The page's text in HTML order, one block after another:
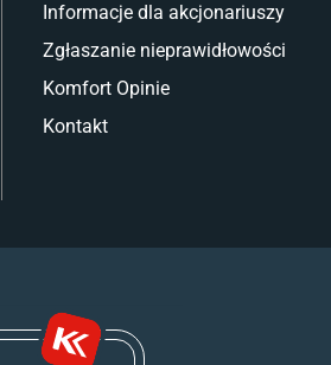
Informacje dla akcjonariuszy
Zgłaszanie nieprawidłowości
Komfort Opinie
Kontakt